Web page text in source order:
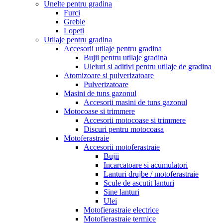
Unelte pentru gradina
Furci
Greble
Lopeti
Utilaje pentru gradina
Accesorii utilaje pentru gradina
Bujii pentru utilaje gradina
Uleiuri si aditivi pentru utilaje de gradina
Atomizoare si pulverizatoare
Pulverizatoare
Masini de tuns gazonul
Accesorii masini de tuns gazonul
Motocoase si trimmere
Accesorii motocoase si trimmere
Discuri pentru motocoasa
Motoferastraie
Accesorii motoferastraie
Bujii
Incarcatoare si acumulatori
Lanturi drujbe / motoferastraie
Scule de ascutit lanturi
Sine lanturi
Ulei
Motofierastraie electrice
Motofierastraie termice